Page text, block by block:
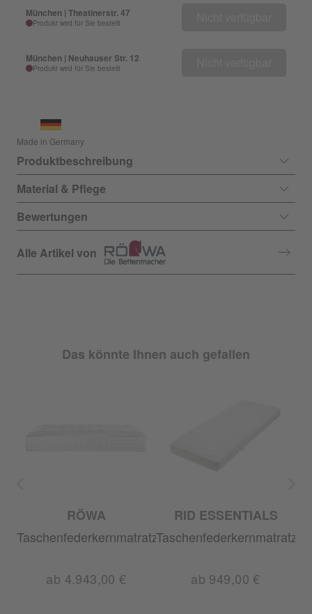
München | Theatinerstr. 47
Produkt wird für Sie bestellt
München | Neuhauser Str. 12
Produkt wird für Sie bestellt
Made in Germany
Produktbeschreibung
Material & Pflege
Bewertungen
Alle Artikel von
Das könnte Ihnen auch gefallen
RÖWA
Taschenfederkernmatratze
ab 4.943,00 €
RID ESSENTIALS
Taschenfederkernmatratze
ab 949,00 €